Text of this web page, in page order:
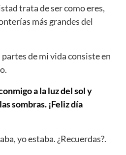
trata de ser como eres,
más grandes del
de mi vida consiste en
a la luz del sol y
sombras. ¡Feliz día
yo estaba. ¿Recuerdas?.